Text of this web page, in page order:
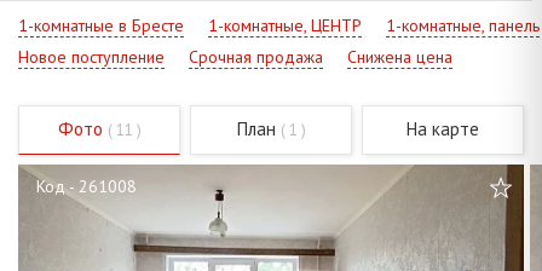
1-комнатные в Бресте 1-комнатные, ЦЕНТР
1-комнатные, панель
Новое поступление
Срочная продажа Снижена цена
Фото ( 11 ) План ( 1 ) На карте
Код - 261008